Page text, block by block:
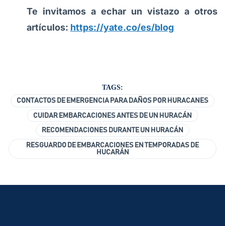
Te invitamos a echar un vistazo a otros
artículos: https://yate.co/es/blog
TAGS:
CONTACTOS DE EMERGENCIA PARA DAÑOS POR HURACANES
CUIDAR EMBARCACIONES ANTES DE UN HURACÁN
RECOMENDACIONES DURANTE UN HURACÁN
RESGUARDO DE EMBARCACIONES EN TEMPORADAS DE
HUCARÁN